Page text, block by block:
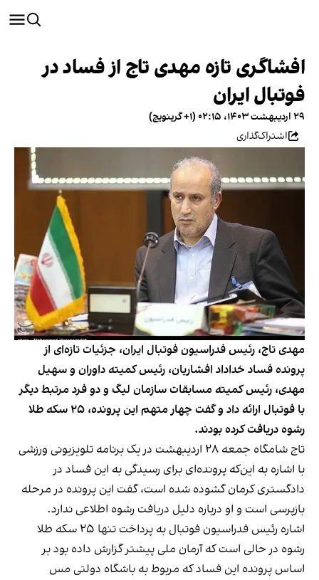
افشاگری تازه مهدی تاج از فساد در
فوتبال ایران
۲۹ اردیبهشت ۱۴۰۳، ۰۲:۱۵ (‎+۱ گرینویچ)
اشتراک‌گذاری
مهدی تاج، رئیس فدراسیون فوتبال ایران، جزئیات تازه‌ای از
پرونده فساد خداداد افشاریان، رئیس کمیته داوران و سهیل
مهدی، رئیس کمیته مسابقات سازمان لیگ و دو فرد مرتبط دیگر
با فوتبال ارائه داد و گفت چهار متهم این پرونده، ۲۵ سکه طلا
رشوه دریافت کرده بودند.
تاج شامگاه جمعه ۲۸ اردیبهشت در یک برنامه تلویزیونی ورزشی
با اشاره به این‌که پرونده‌ای برای رسیدگی به این فساد در
دادگستری کرمان گشوده شده است، گفت این پرونده در مرحله
بازپرسی است و او درباره دلیل دریافت رشوه اطلاعی ندارد.
اشاره رئیس فدراسیون فوتبال به پرداخت تنها ۲۵ سکه طلا
رشوه در حالی است که آرمان ملی پیشترگزارش داده بودبر
اساس پرونده این فساد که مربوط به باشگاه دولتی مس